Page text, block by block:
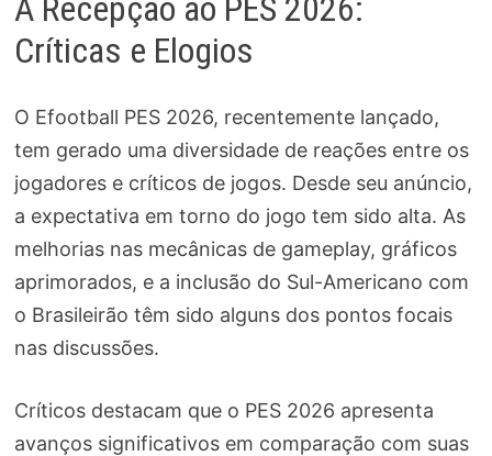
A Recepção ao PES 2026:
Críticas e Elogios
O Efootball PES 2026, recentemente lançado,
tem gerado uma diversidade de reações entre os
jogadores e críticos de jogos. Desde seu anúncio,
a expectativa em torno do jogo tem sido alta. As
melhorias nas mecânicas de gameplay, gráficos
aprimorados, e a inclusão do Sul-Americano com
o Brasileirão têm sido alguns dos pontos focais
nas discussões.
Críticos destacam que o PES 2026 apresenta
avanços significativos em comparação com suas